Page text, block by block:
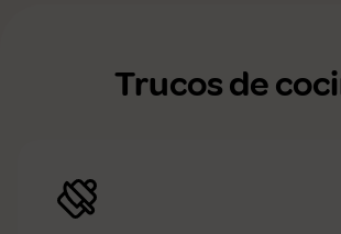
Trucos de